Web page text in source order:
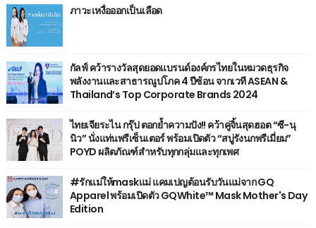
ภาวะเหงื่อออกเป็นเลือด
กัลฟ์ คว้ารางวัลสุดยอดแบรนด์องค์กรไทยในหมวดธุรกิจ
พลังงานและสาธารณูปโภค 4 ปีซ้อน จากเวที ASEAN &
Thailand’s Top Corporate Brands 2024
ไทยเจียระไน กรุ๊ป ตอกย้ำความปัง!! คว้าคู่จิ้นสุดฮอต “ซี-นุ
นิว” นั่งแท่นพรีเซ็นเตอร์ พร้อมเปิดตัว “สบู่รังนกพรีเมี่ยม”
POYD ผลิตภัณฑ์สำหรับทุกกลุ่มและทุกเพศ
#รักแม่ให้maskแม่ แคมเปญต้อนรับวันแม่จาก GQ
Apparel พร้อมเปิดตัว GQWhite™ Mask Mother's Day
Edition